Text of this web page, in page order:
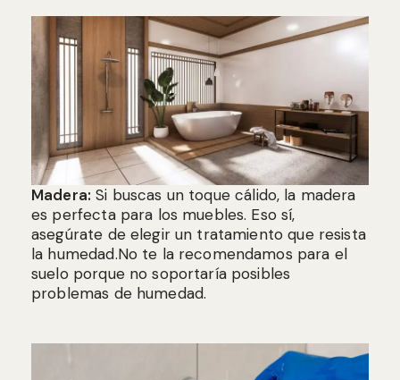
Madera: Si buscas un toque cálido, la madera
es perfecta para los muebles. Eso sí,
asegúrate de elegir un tratamiento que resista
la humedad.No te la recomendamos para el
suelo porque no soportaría posibles
problemas de humedad.